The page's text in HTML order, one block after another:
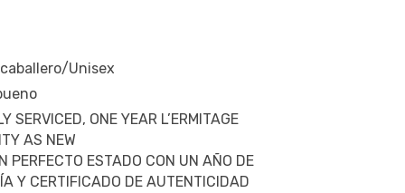
Unisex
SERVICED, ONE YEAR L’ERMITAGE
AS NEW
PERFECTO ESTADO CON UN AÑO DE
Y CERTIFICADO DE AUTENTICIDAD